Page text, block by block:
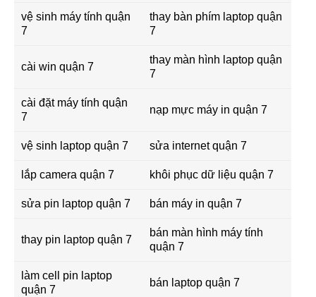
vệ sinh máy tính quận
7
thay bàn phím laptop quận
7
cài win quận 7
thay màn hình laptop quận
7
cài đặt máy tính quận
7
nạp mực máy in quận 7
vệ sinh laptop quận 7 sửa internet quận 7
lắp camera quận 7 khôi phục dữ liệu quận 7
sửa pin laptop quận 7 bán máy in quận 7
thay pin laptop quận 7
bán màn hình máy tính
quận 7
làm cell pin laptop
quận 7
bán laptop quận 7